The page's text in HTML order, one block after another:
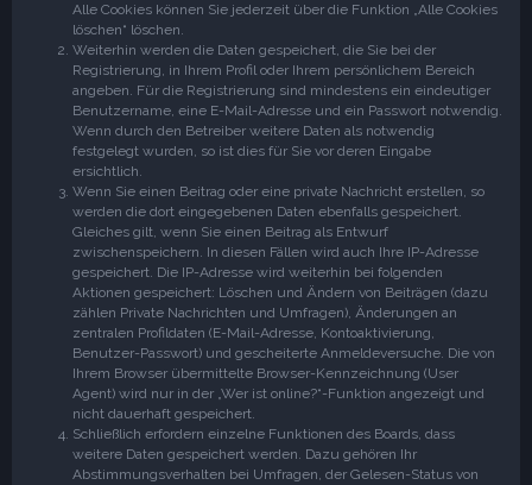
Alle Cookies können Sie jederzeit über die Funktion „Alle Cookies
löschen“ löschen.
Weiterhin werden die Daten gespeichert, die Sie bei der
Registrierung, in Ihrem Profil oder Ihrem persönlichem Bereich
angeben. Für die Registrierung sind mindestens ein eindeutiger
Benutzername, eine E-Mail-Adresse und ein Passwort notwendig.
Wenn durch den Betreiber weitere Daten als notwendig
festgelegt wurden, so ist dies für Sie vor deren Eingabe
ersichtlich.
Wenn Sie einen Beitrag oder eine private Nachricht erstellen, so
werden die dort eingegebenen Daten ebenfalls gespeichert.
Gleiches gilt, wenn Sie einen Beitrag als Entwurf
zwischenspeichern. In diesen Fällen wird auch Ihre IP-Adresse
gespeichert. Die IP-Adresse wird weiterhin bei folgenden
Aktionen gespeichert: Löschen und Ändern von Beiträgen (dazu
zählen Private Nachrichten und Umfragen), Änderungen an
zentralen Profildaten (E-Mail-Adresse, Kontoaktivierung,
Benutzer-Passwort) und gescheiterte Anmeldeversuche. Die von
Ihrem Browser übermittelte Browser-Kennzeichnung (User
Agent) wird nur in der „Wer ist online?“-Funktion angezeigt und
nicht dauerhaft gespeichert.
Schließlich erfordern einzelne Funktionen des Boards, dass
weitere Daten gespeichert werden. Dazu gehören Ihr
Abstimmungsverhalten bei Umfragen, der Gelesen-Status von